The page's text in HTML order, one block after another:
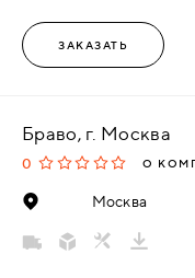
ЗАКАЗАТЬ
Браво, г. Москва
0 О
Москва